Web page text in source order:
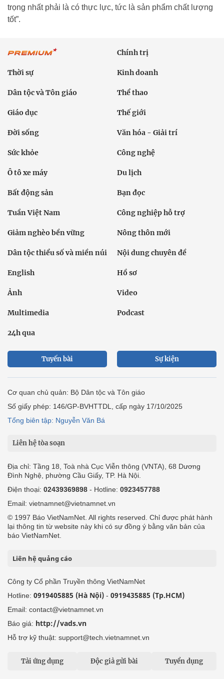
trọng nhất phải là có thực lực, tức là sản phẩm chất lượng
tốt”.
Chính trị
Thời sự Kinh doanh
Dân tộc và Tôn giáo Thể thao
Giáo dục Thế giới
Đời sống Văn hóa - Giải trí
Sức khỏe Công nghệ
Ô tô xe máy Du lịch
Bất động sản Bạn đọc
Tuần Việt Nam Công nghiệp hỗ trợ
Giảm nghèo bền vững Nông thôn mới
Dân tộc thiểu số và miền núi Nội dung chuyên đề
English Hồ sơ
Ảnh Video
Multimedia Podcast
24h qua
Tuyến bài Sự kiện
Cơ quan chủ quản: Bộ Dân tộc và Tôn giáo
Số giấy phép: 146/GP-BVHTTDL, cấp ngày 17/10/2025
Tổng biên tập: Nguyễn Văn Bá
Liên hệ tòa soạn
Địa chỉ: Tầng 18, Toà nhà Cục Viễn thông (VNTA), 68 Dương
Đình Nghệ, phường Cầu Giấy, TP. Hà Nội.
Điện thoại: 02439369898 - Hotline: 0923457788
Email: vietnamnet@vietnamnet.vn
© 1997 Báo VietNamNet. All rights reserved. Chỉ được phát hành
lại thông tin từ website này khi có sự đồng ý bằng văn bản của
báo VietNamNet.
Liên hệ quảng cáo
Công ty Cổ phần Truyền thông VietNamNet
Hotline: 0919405885 (Hà Nội) - 0919435885 (Tp.HCM)
Email: contact@vietnamnet.vn
Báo giá: http://vads.vn
Hỗ trợ kỹ thuật: support@tech.vietnamnet.vn
Tải ứng dụng Độc giả gửi bài Tuyển dụng